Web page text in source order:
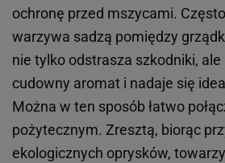
ochronę przed mszycami.
warzywa sadzą pomiędzy
nie tylko odstrasza szkodniki,
cudowny aromat i nadaje się
Można w ten sposób łatwo
pożytecznym. Zresztą, biorąc
ekologicznych oprysków,